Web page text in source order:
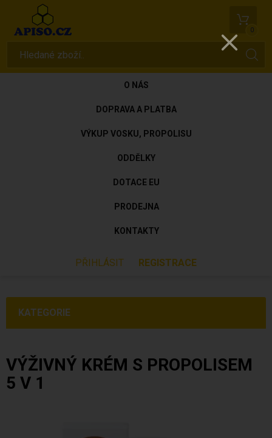
0
O NÁS
DOPRAVA A PLATBA
VÝKUP VOSKU, PROPOLISU
ODDĚLKY
DOTACE EU
PRODEJNA
KONTAKTY
PŘIHLÁSIT REGISTRACE
KATEGORIE
VÝŽIVNÝ KRÉM S PROPOLISEM
5 V 1